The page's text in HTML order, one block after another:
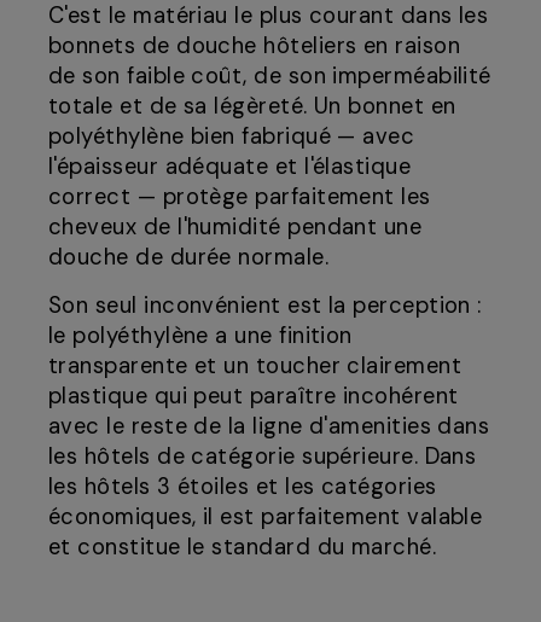
C'est le matériau le plus courant dans les
bonnets de douche hôteliers en raison
de son faible coût, de son imperméabilité
totale et de sa légèreté. Un bonnet en
polyéthylène bien fabriqué — avec
l'épaisseur adéquate et l'élastique
correct — protège parfaitement les
cheveux de l'humidité pendant une
douche de durée normale.
Son seul inconvénient est la perception :
le polyéthylène a une finition
transparente et un toucher clairement
plastique qui peut paraître incohérent
avec le reste de la ligne d'amenities dans
les hôtels de catégorie supérieure. Dans
les hôtels 3 étoiles et les catégories
économiques, il est parfaitement valable
et constitue le standard du marché.